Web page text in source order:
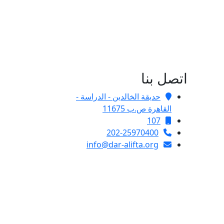
اتصل بنا
حديقة الخالدين - الدراسة -
القاهرة ص.ب 11675
107
202-25970400
info@dar-alifta.org